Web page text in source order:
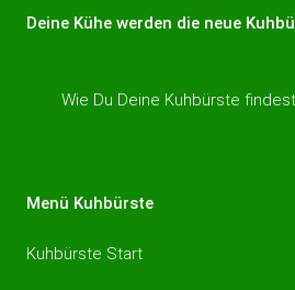
Deine Kühe werden die neue
Wie Du Deine Kuhbürste
Menü Kuhbürste
Kuhbürste Start